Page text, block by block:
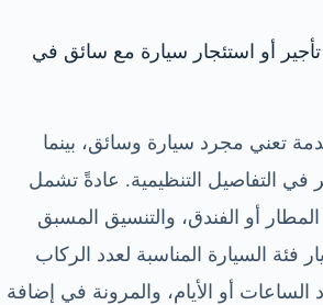
أو استئجار سيارة مع سائق في
تعني مجرد سيارة وسائق، بينما
في التفاصيل التنظيمية. عادةً تشمل
أو الفندق، والتنسيق المسبق
فئة السيارة المناسبة لعدد الركاب
الساعات أو الأيام، والمرونة في إضافة